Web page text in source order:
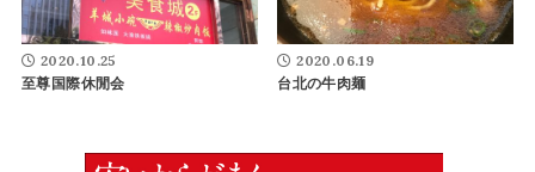
2020.10.25
至尊国際休閒会
2020.06.19
台北の牛肉麺